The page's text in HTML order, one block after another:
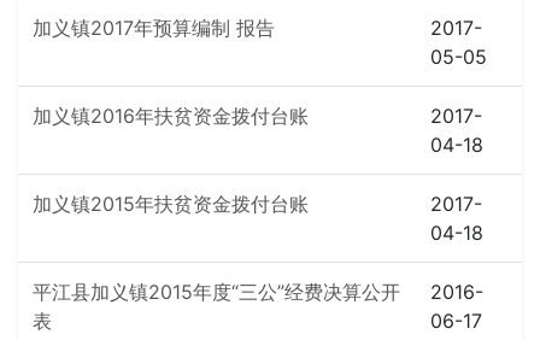
加义镇2017年预算编制 报告
2017-
05-05
加义镇2016年扶贫资金拨付台账
2017-
04-18
加义镇2015年扶贫资金拨付台账
2017-
04-18
平江县加义镇2015年度“三公”经费决算公开
表
2016-
06-17